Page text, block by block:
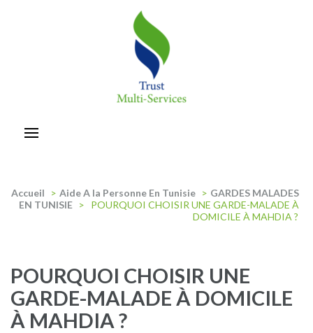
Accueil > Aide A la Personne En Tunisie > GARDES MALADES
EN TUNISIE >
POURQUOI CHOISIR UNE GARDE-MALADE À
DOMICILE À MAHDIA ?
POURQUOI CHOISIR UNE
GARDE-MALADE À DOMICILE
À MAHDIA ?